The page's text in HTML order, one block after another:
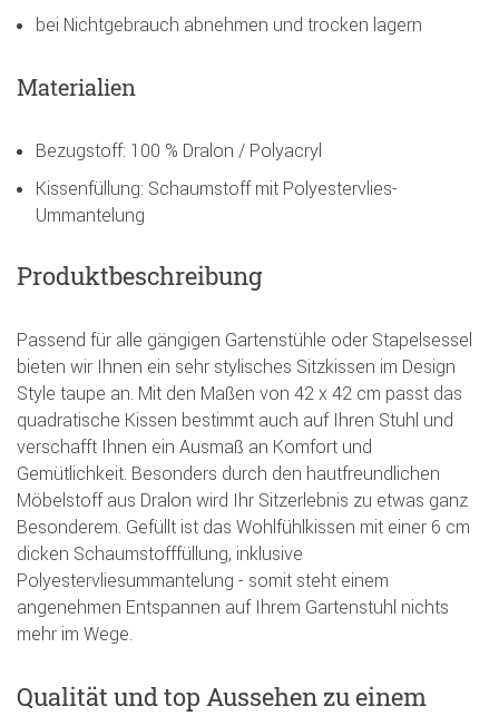
bei Nichtgebrauch abnehmen und trocken lagern
Materialien
Bezugstoff: 100 % Dralon / Polyacryl
Kissenfüllung: Schaumstoff mit Polyestervlies-
Ummantelung
Produktbeschreibung
Passend für alle gängigen Gartenstühle oder Stapelsessel
bieten wir Ihnen ein sehr stylisches Sitzkissen im Design
Style taupe an. Mit den Maßen von 42 x 42 cm passt das
quadratische Kissen bestimmt auch auf Ihren Stuhl und
verschafft Ihnen ein Ausmaß an Komfort und
Gemütlichkeit. Besonders durch den hautfreundlichen
Möbelstoff aus Dralon wird Ihr Sitzerlebnis zu etwas ganz
Besonderem. Gefüllt ist das Wohlfühlkissen mit einer 6 cm
dicken Schaumstofffüllung, inklusive
Polyestervliesummantelung - somit steht einem
angenehmen Entspannen auf Ihrem Gartenstuhl nichts
mehr im Wege.
Qualität und top Aussehen zu einem